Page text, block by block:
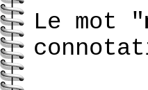
Le mot "